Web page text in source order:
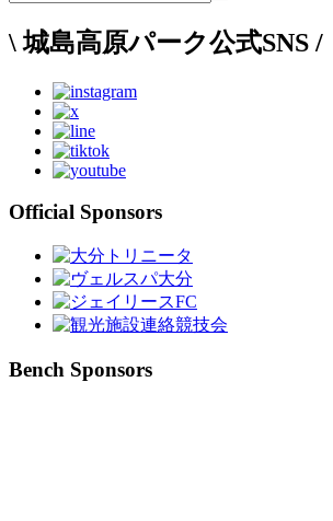
\ 城島高原パーク公式SNS /
Official Sponsors
Bench Sponsors